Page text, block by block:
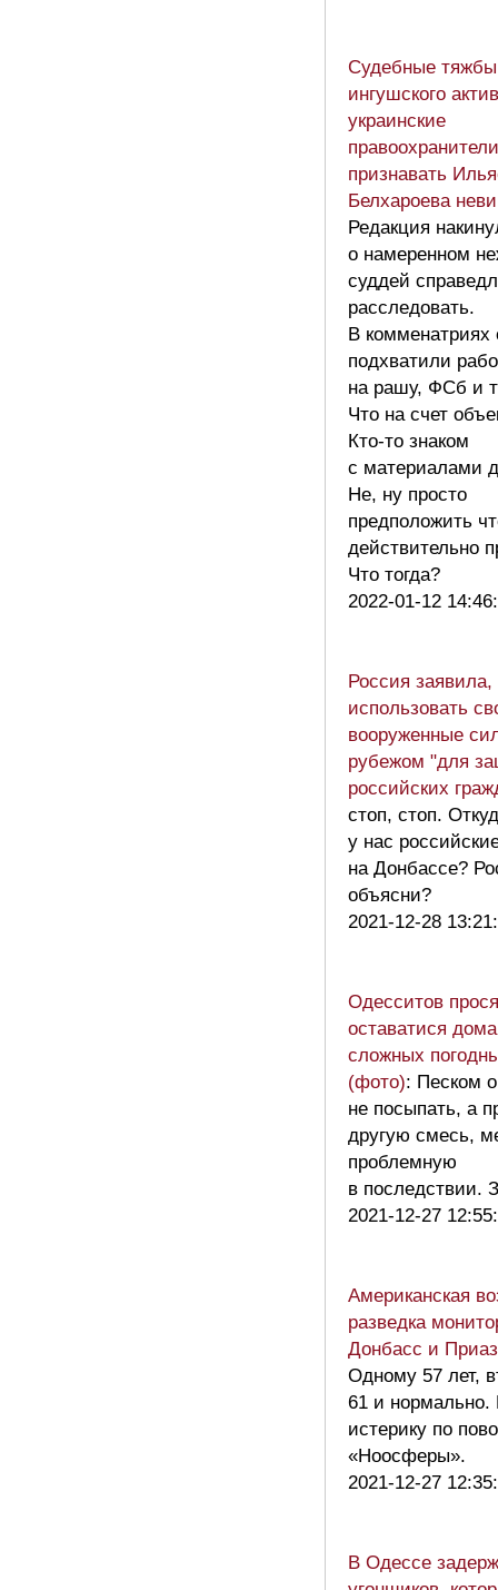
Судебные тяжбы
ингушского
украинские
признавать
Белхароева
Редакция
о намеренном
суддей
расследовать.
В комменатриях
подхватили
на рашу, ФСб и
Что на счет
Кто-то знаком
с материалами
Не, ну просто
предположить
действительно
Что тогда?
2022-01-12
Россия заявила,
использовать
вооруженные
рубежом "для
российских
стоп, стоп.
у нас
на Донбассе?
объясни?
2021-12-28
Одесситов
оставатися
сложных
(фото): Песком
не посыпать, а
другую смесь,
проблемную
в
2021-12-27
Американская
разведка
Донбасс и
Одному 57 лет,
61 и нормально.
истерику по
«Ноосферы».
2021-12-27
В Одессе